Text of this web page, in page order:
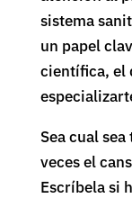
sistema
un papel
científica, el
Sea cual
veces el
Escríbela si